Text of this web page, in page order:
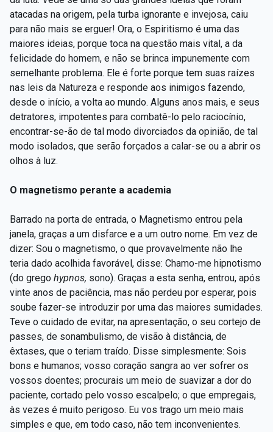
atacadas na origem, pela turba ignorante e invejosa, caiu
para não mais se erguer! Ora, o Espiritismo é uma das
maiores ideias, porque toca na questão mais vital, a da
felicidade do homem, e não se brinca impunemente com
semelhante problema. Ele é forte porque tem suas raízes
nas leis da Natureza e responde aos inimigos fazendo,
desde o início, a volta ao mundo. Alguns anos mais, e seus
detratores, impotentes para combatê-lo pelo raciocínio,
encontrar-se-ão de tal modo divorciados da opinião, de tal
modo isolados, que serão forçados a calar-se ou a abrir os
olhos à luz.
O magnetismo perante a academia
Barrado na porta de entrada, o Magnetismo entrou pela
janela, graças a um disfarce e a um outro nome. Em vez de
dizer: Sou o magnetismo, o que provavelmente não lhe
teria dado acolhida favorável, disse: Chamo-me hipnotismo
(do grego hypnos, sono). Graças a esta senha, entrou, após
vinte anos de paciência, mas não perdeu por esperar, pois
soube fazer-se introduzir por uma das maiores sumidades.
Teve o cuidado de evitar, na apresentação, o seu cortejo de
passes, de sonambulismo, de visão à distância, de
êxtases, que o teriam traído. Disse simplesmente: Sois
bons e humanos; vosso coração sangra ao ver sofrer os
vossos doentes; procurais um meio de suavizar a dor do
paciente, cortado pelo vosso escalpelo; o que empregais,
às vezes é muito perigoso. Eu vos trago um meio mais
simples e que, em todo caso, não tem inconvenientes.